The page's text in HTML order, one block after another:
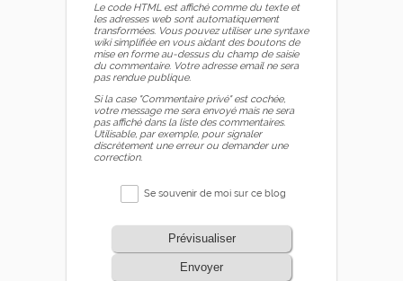
Le code HTML est affiché comme du texte et
les adresses web sont automatiquement
transformées. Vous pouvez utiliser une syntaxe
wiki simplifiée en vous aidant des boutons de
mise en forme au-dessus du champ de saisie
du commentaire. Votre adresse email ne sera
pas rendue publique.
Si la case "Commentaire privé" est cochée,
votre message me sera envoyé mais ne sera
pas affiché dans la liste des commentaires.
Utilisable, par exemple, pour signaler
discrètement une erreur ou demander une
correction.
Se souvenir de moi sur ce blog
Prévisualiser
Envoyer